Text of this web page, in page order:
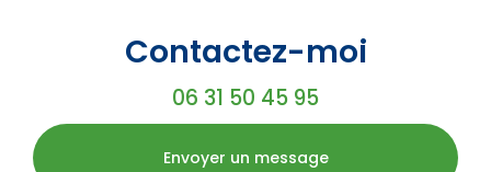
Contactez-moi
06 31 50 45 95
Envoyer un message